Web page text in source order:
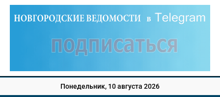
Понедельник, 10 августа 2026